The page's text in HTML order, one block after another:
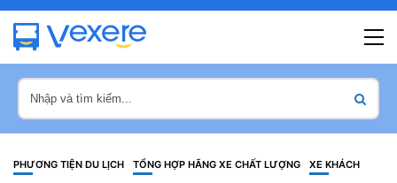
PHƯƠNG TIỆN DU LỊCH TỔNG HỢP HÃNG XE CHẤT LƯỢNG XE KHÁCH